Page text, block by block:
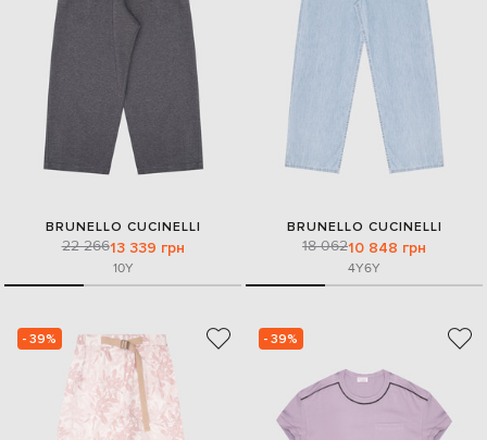
BRUNELLO CUCINELLI
22 26613 339 грн
10Y
BRUNELLO CUCINELLI
18 06210 848 грн
4Y6Y
- 39% - 39%